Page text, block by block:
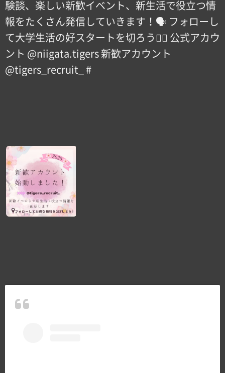
験談、楽しい新歓イベント、新生活で役立つ情
報をたくさん発信していきます！🗣 フォローし
て大学生活の好スタートを切ろう！🏻️ 公式アカウ
ント️ @niigata.tigers 新歓アカウント️
@tigers_recruit_ #